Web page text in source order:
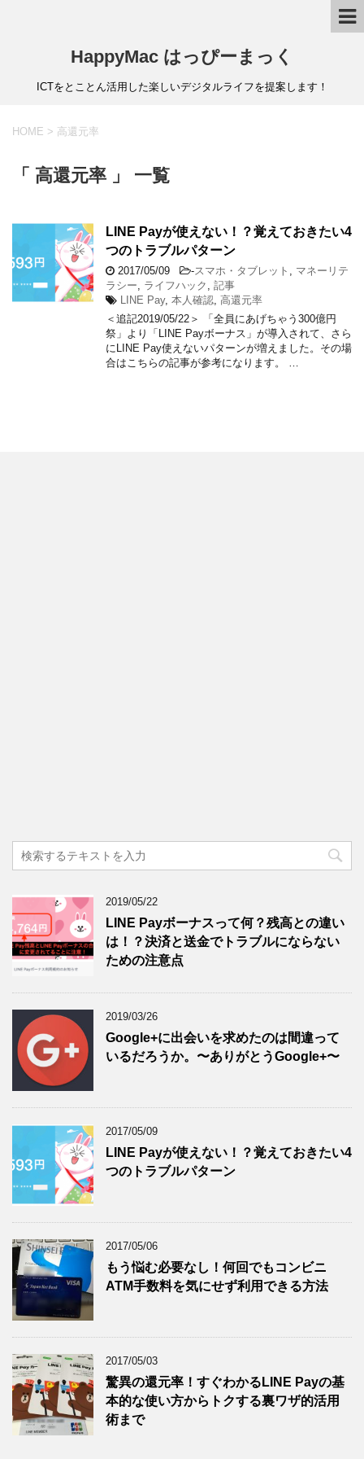
HappyMac はっぴーまっく
ICTをとことん活用した楽しいデジタルライフを提案します！
HOME > 高還元率
「 高還元率 」 一覧
LINE Payが使えない！？覚えておきたい4
つのトラブルパターン
2017/05/09 -スマホ・タブレット
マネーリテ
ラシー
ライフハック
記事
LINE Pay, 本人確認 高還元率
＜追記2019/05/22＞ 「全員にあげちゃう300億円
祭」より「LINE Payボーナス」が導入されて、さら
にLINE Pay使えないパターンが増えました。その場
合はこちらの記事が参考になります。 …
2019/05/22
LINE Payボーナスって何？残高との違い
は！？決済と送金でトラブルにならない
ための注意点
2019/03/26
Google+に出会いを求めたのは間違って
いるだろうか。〜ありがとうGoogle+〜
2017/05/09
LINE Payが使えない！？覚えておきたい4
つのトラブルパターン
2017/05/06
もう悩む必要なし！何回でもコンビニ
ATM手数料を気にせず利用できる方法
2017/05/03
驚異の還元率！すぐわかるLINE Payの基
本的な使い方からトクする裏ワザ的活用
術まで